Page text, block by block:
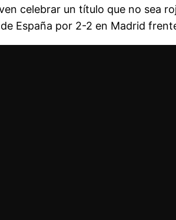
celebrar un título que no sea
España por 2-2 en Madrid